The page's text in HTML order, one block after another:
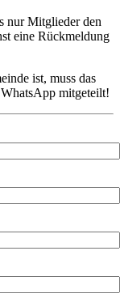
nur Mitglieder den
eine Rückmeldung
ist, muss das
mitgeteilt!